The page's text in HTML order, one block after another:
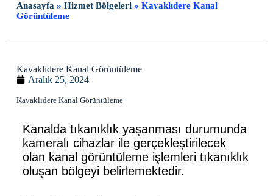
Anasayfa » Hizmet Bölgeleri» Kavaklıdere Kanal
Görüntüleme
Kavaklıdere Kanal Görüntüleme
Aralık 25, 2024
Kavaklıdere Kanal Görüntüleme
Kanalda tıkanıklık yaşanması durumunda
kameralı cihazlar ile gerçekleştirilecek
olan kanal görüntüleme işlemleri tıkanıklık
oluşan bölgeyi belirlemektedir.